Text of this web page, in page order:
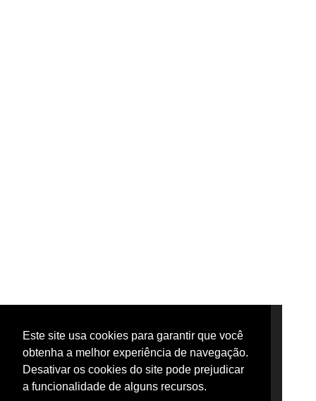
Este site usa cookies para garantir que você
obtenha a melhor experiência de navegação.
Desativar os cookies do site pode prejudicar
a funcionalidade de alguns recursos.
Este site usa cookies para garantir que você
obtenha a melhor experiência de navegação.
Desativar os cookies do site pode prejudicar
a funcionalidade de alguns recursos.